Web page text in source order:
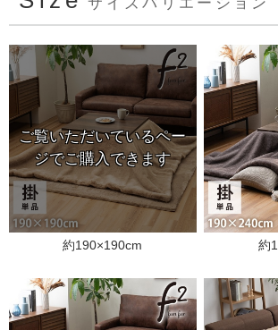
約190×190cm 約